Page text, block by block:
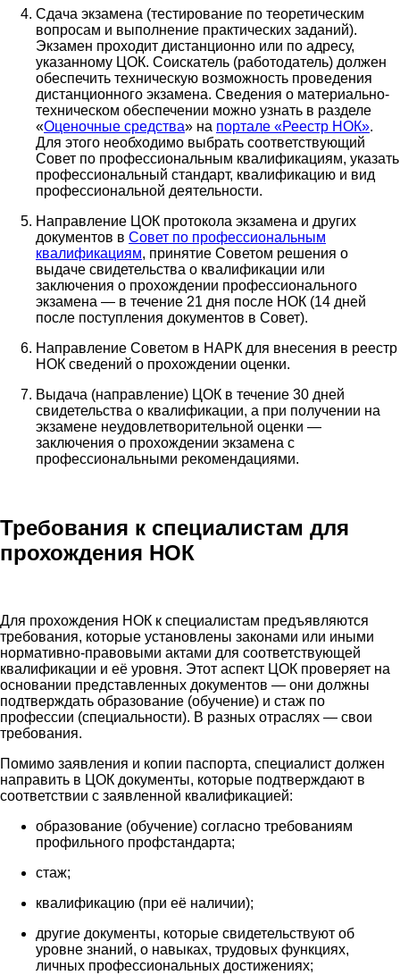
Сдача экзамена (тестирование по теоретическим
вопросам и выполнение практических заданий).
Экзамен проходит дистанционно или по адресу,
указанному ЦОК. Соискатель (работодатель) должен
обеспечить техническую возможность проведения
дистанционного экзамена. Сведения о материально-
техническом обеспечении можно узнать в разделе
«Оценочные средства» на портале «Реестр НОК».
Для этого необходимо выбрать соответствующий
Совет по профессиональным квалификациям, указать
профессиональный стандарт, квалификацию и вид
профессиональной деятельности.
Направление ЦОК протокола экзамена и других
документов в Совет по профессиональным
квалификациям, принятие Советом решения о
выдаче свидетельства о квалификации или
заключения о прохождении профессионального
экзамена — в течение 21 дня после НОК (14 дней
после поступления документов в Совет).
Направление Советом в НАРК для внесения в реестр
НОК сведений о прохождении оценки.
Выдача (направление) ЦОК в течение 30 дней
свидетельства о квалификации, а при получении на
экзамене неудовлетворительной оценки —
заключения о прохождении экзамена с
профессиональными рекомендациями.
Требования к специалистам для
прохождения НОК
Для прохождения НОК к специалистам предъявляются
требования, которые установлены законами или иными
нормативно-правовыми актами для соответствующей
квалификации и её уровня. Этот аспект ЦОК проверяет на
основании представленных документов — они должны
подтверждать образование (обучение) и стаж по
профессии (специальности). В разных отраслях — свои
требования.
Помимо заявления и копии паспорта, специалист должен
направить в ЦОК документы, которые подтверждают в
соответствии с заявленной квалификацией:
образование (обучение) согласно требованиям
профильного профстандарта;
стаж;
квалификацию (при её наличии);
другие документы, которые свидетельствуют об
уровне знаний, о навыках, трудовых функциях,
личных профессиональных достижениях;